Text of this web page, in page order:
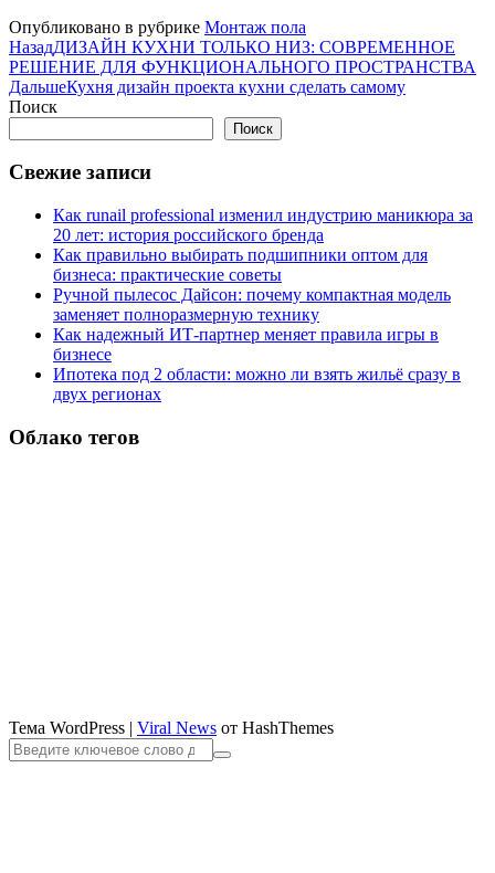
Опубликовано в рубрике Монтаж пола
НазадДИЗАЙН КУХНИ ТОЛЬКО НИЗ: СОВРЕМЕННОЕ
РЕШЕНИЕ ДЛЯ ФУНКЦИОНАЛЬНОГО ПРОСТРАНСТВА
ДальшеКухня дизайн проекта кухни сделать самому
Поиск
Поиск
Свежие записи
Как runail professional изменил индустрию маникюра за
20 лет: история российского бренда
Как правильно выбирать подшипники оптом для
бизнеса: практические советы
Ручной пылесос Дайсон: почему компактная модель
заменяет полноразмерную технику
Как надежный ИТ-партнер меняет правила игры в
бизнесе
Ипотека под 2 области: можно ли взять жильё сразу в
двух регионах
Облако тегов
Тема WordPress | Viral News от HashThemes